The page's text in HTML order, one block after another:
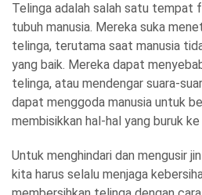
Telinga adalah salah satu tempat
tubuh manusia. Mereka suka
telinga, terutama saat manusia
yang baik. Mereka dapat
telinga, atau mendengar suara-
dapat menggoda manusia untuk
membisikkan hal-hal yang buruk
Untuk menghindari dan mengusir
kita harus selalu menjaga